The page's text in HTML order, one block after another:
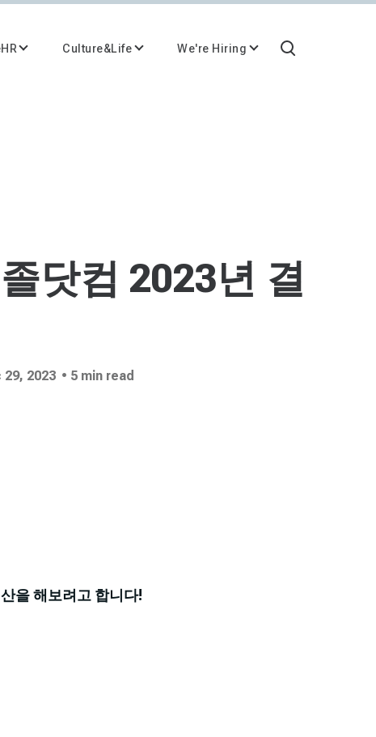
Culture&Life We're Hiring
닷컴 2023년 결
29, 2023 • 5 min read
을 해보려고 합니다!